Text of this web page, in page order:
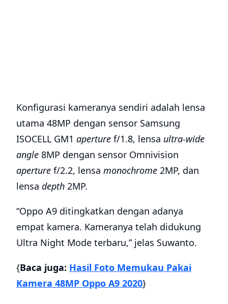
Konfigurasi kameranya sendiri adalah lensa
utama 48MP dengan sensor Samsung
ISOCELL GM1 aperture f/1.8, lensa ultra-wide
angle 8MP dengan sensor Omnivision
aperture f/2.2, lensa monochrome 2MP, dan
lensa depth 2MP.
“Oppo A9 ditingkatkan dengan adanya
empat kamera. Kameranya telah didukung
Ultra Night Mode terbaru,” jelas Suwanto.
{Baca juga: Hasil Foto Memukau Pakai
Kamera 48MP Oppo A9 2020}